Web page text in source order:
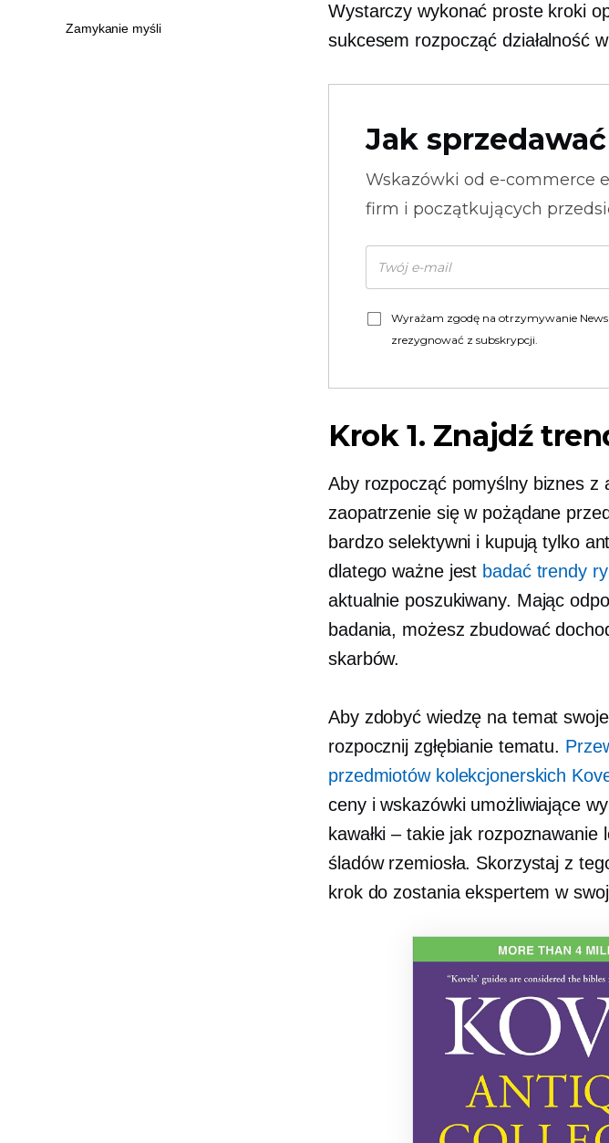
Wystarczy wykonać proste kroki
sukcesem rozpocząć działalność
Jak
Wskazówki od e-commerce
firm i początkujących
Wyrażam zgodę na otrzymywanie
zrezygnować z subskrypcji.
Krok 1. Znajdź
Aby rozpocząć pomyślny biznes z
zaopatrzenie się w pożądane
bardzo selektywni i kupują tylko
dlatego ważne jest badać trendy
aktualnie poszukiwany. Mając
badania, możesz zbudować
skarbów.
Aby zdobyć wiedzę na temat
rozpocznij zgłębianie tematu.
przedmiotów kolekcjonerskich
ceny i wskazówki umożliwiające
kawałki – takiejak rozpoznawanie
śladów rzemiosła. Skorzystaj z
krok do zostania ekspertem w
Zamykanie myśli